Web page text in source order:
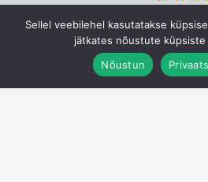
Sellel veebilehel kasutatakse
jätkates nõustute küpsiste
Nõustun